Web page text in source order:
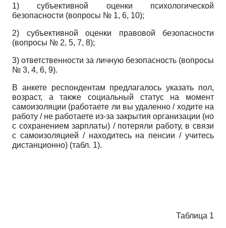
1) субъективной оценки психологической
безопасности (вопросы № 1, 6, 10);
2) субъективной оценки правовой безопасности
(вопросы № 2, 5, 7, 8);
3) ответственности за личную безопасность (вопросы
№ 3, 4, 6, 9).
В анкете респондентам предлагалось указать пол,
возраст, а также социальный статус на момент
самоизоляции (работаете ли вы удаленно / ходите на
работу / не работаете из-за закрытия организации (но
с сохранением зарплаты) / потеряли работу, в связи
с самоизоляцией / находитесь на пенсии / учитесь
дистанционно) (табл. 1).
Таблица 1